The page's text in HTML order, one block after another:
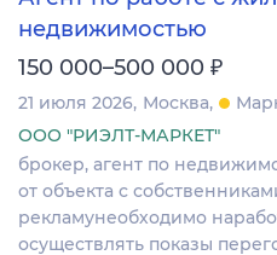
недвижимостью
150 000–500 000 ₽
21 июля 2026 Москва
ООО "РИЭЛТ-МАРКЕТ"
брокер, агент по
от объекта с
рекламунеобходимо
осуществлять показы